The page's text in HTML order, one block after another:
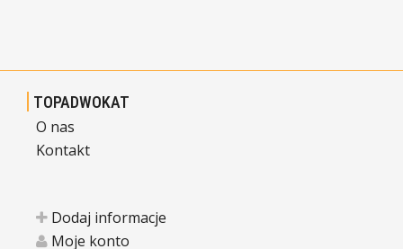
TOPADWOKAT
O nas
Kontakt
Dodaj informacje
Moje konto